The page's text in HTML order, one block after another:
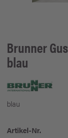
Brunner
blau
blau
Artikel-Nr.